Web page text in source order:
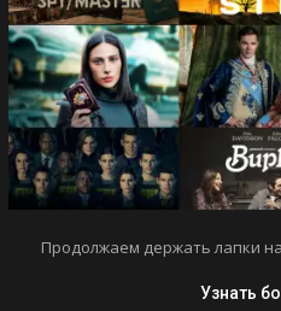
Продолжаем держать лапки
Узнать